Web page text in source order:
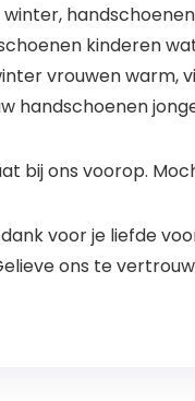
kinderen
vrouwen warm,
handschoenen
bij ons voorop.
voor je liefde
ons te